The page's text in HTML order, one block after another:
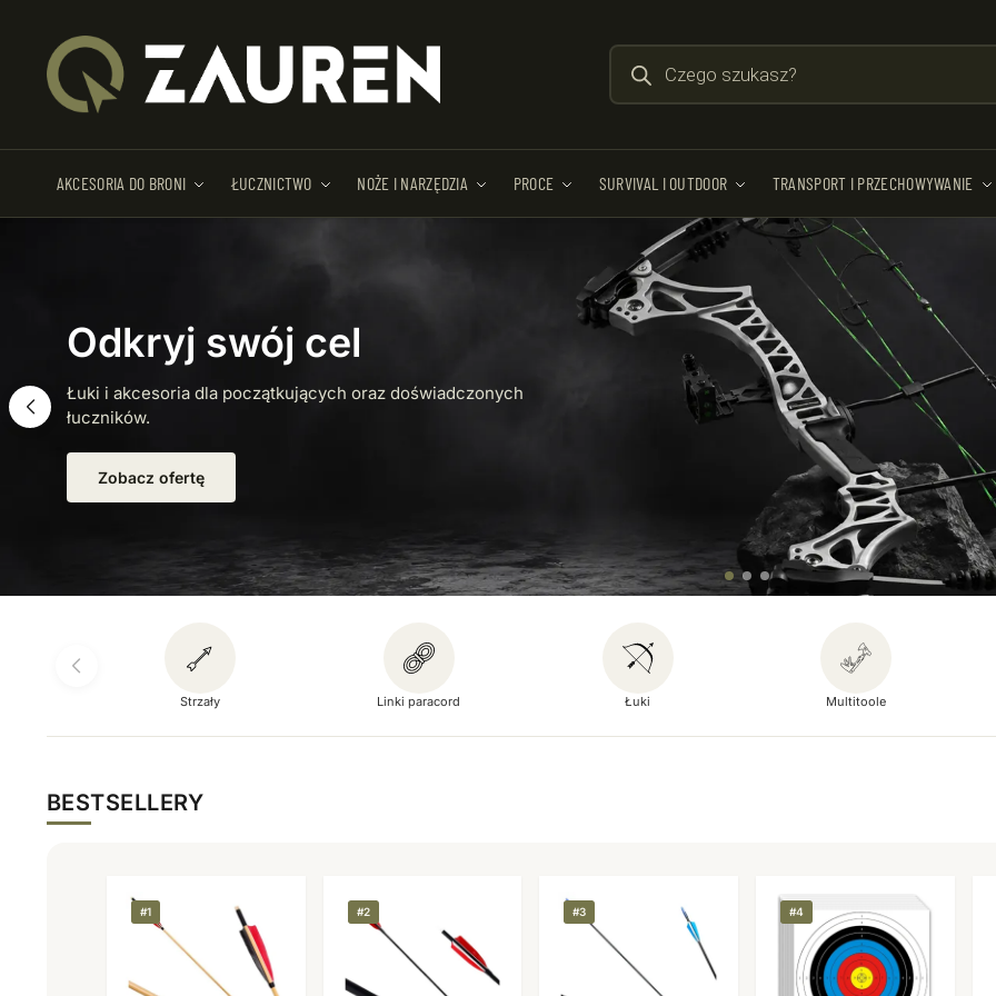
AKCESORIA DO BRONI ŁUCZNICTWO NOŻE I NARZĘDZIA PROCE SURVIVAL I OUTDOOR TRANSPORT I PRZECHOWYWANIE
przygodę?
Sprzęt survivalowy i outdoorowy, który sprawdzi się w
Zobacz ofertę
Strzały Linki paracord Łuki Multitoole
BESTSELLERY
#1 #2 #3 #4